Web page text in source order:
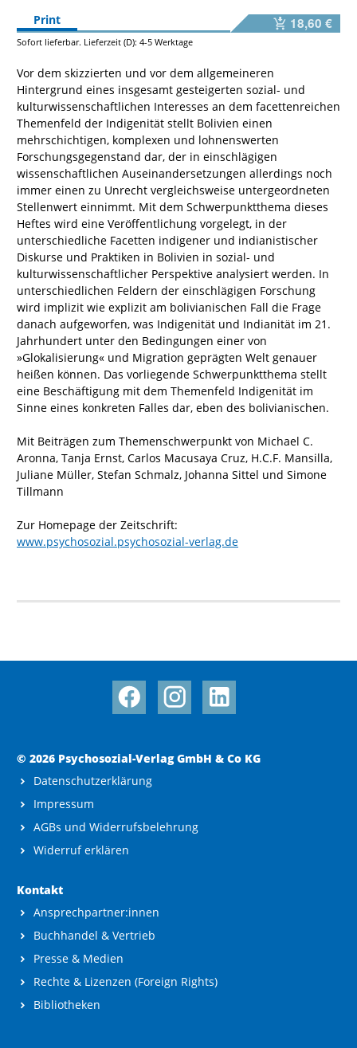
Print
18,60 €
Sofort lieferbar. Lieferzeit (D): 4-5 Werktage
Vor dem skizzierten und vor dem allgemeineren
Hintergrund eines insgesamt gesteigerten sozial- und
kulturwissenschaftlichen Interesses an dem facettenreichen
Themenfeld der Indigenität stellt Bolivien einen
mehrschichtigen, komplexen und lohnenswerten
Forschungsgegenstand dar, der in einschlägigen
wissenschaftlichen Auseinandersetzungen allerdings noch
immer einen zu Unrecht vergleichsweise untergeordneten
Stellenwert einnimmt. Mit dem Schwerpunktthema dieses
Heftes wird eine Veröffentlichung vorgelegt, in der
unterschiedliche Facetten indigener und indianistischer
Diskurse und Praktiken in Bolivien in sozial- und
kulturwissenschaftlicher Perspektive analysiert werden. In
unterschiedlichen Feldern der einschlägigen Forschung
wird implizit wie explizit am bolivianischen Fall die Frage
danach aufgeworfen, was Indigenität und Indianität im 21.
Jahrhundert unter den Bedingungen einer von
»Glokalisierung« und Migration geprägten Welt genauer
heißen können. Das vorliegende Schwerpunktthema stellt
eine Beschäftigung mit dem Themenfeld Indigenität im
Sinne eines konkreten Falles dar, eben des bolivianischen.
Mit Beiträgen zum Themenschwerpunkt von Michael C.
Aronna, Tanja Ernst, Carlos Macusaya Cruz, H.C.F. Mansilla,
Juliane Müller, Stefan Schmalz, Johanna Sittel und Simone
Tillmann
Zur Homepage der Zeitschrift:
www.psychosozial.psychosozial-verlag.de
© 2026 Psychosozial-Verlag GmbH & Co KG
Datenschutzerklärung
Impressum
AGBs und Widerrufsbelehrung
Widerruf erklären
Kontakt
Ansprechpartner:innen
Buchhandel & Vertrieb
Presse & Medien
Rechte & Lizenzen (Foreign Rights)
Bibliotheken